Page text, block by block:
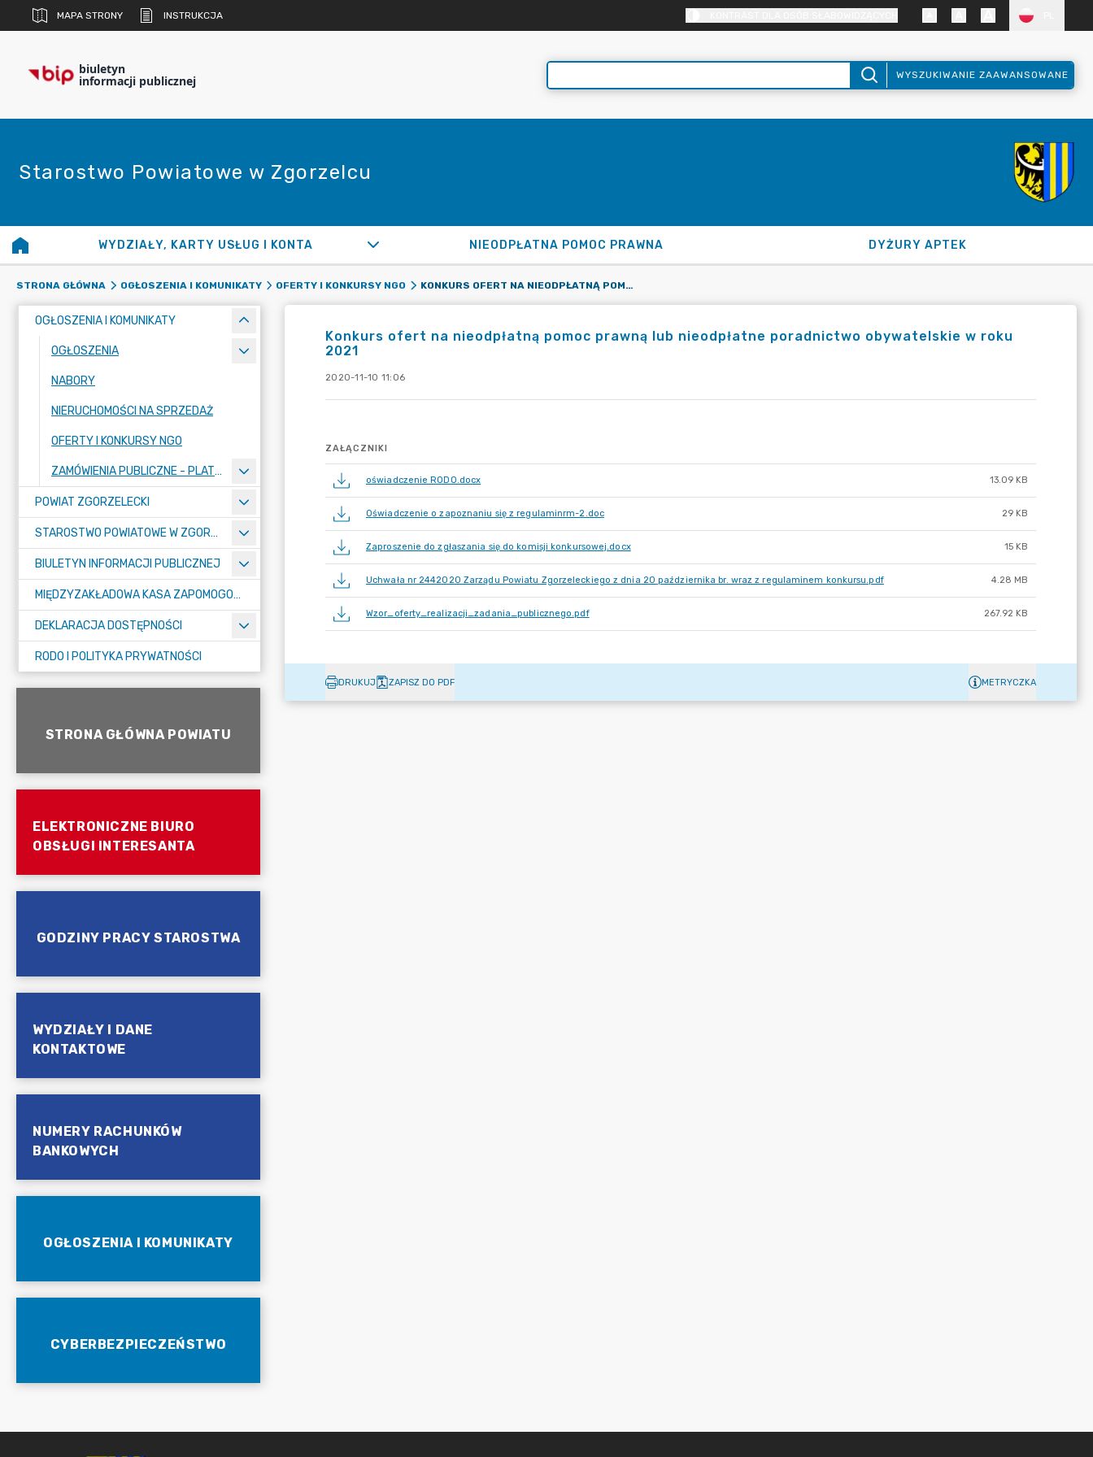
MAPA STRONY INSTRUKCJA
biuletyn
informacji publicznej WYSZUKIWANIE ZAAWANSOWANE
Starostwo Powiatowe w Zgorzelcu
WYDZIAŁY, KARTY USŁUG I KONTA NIEODPŁATNA POMOC PRAWNA DYŻURY APTEK
STRONA GŁÓWNA OGŁOSZENIA I KOMUNIKATY OFERTY I KONKURSY NGO KONKURS OFERT NA NIEODPŁATNĄ POMOC PRAWNĄ LUB NIEODPŁATNE PORADNICTWO OBYWATELSKIE W ROKU 2021
OGŁOSZENIA I KOMUNIKATY
OGŁOSZENIA
NABORY
NIERUCHOMOŚCI NA SPRZEDAŻ
OFERTY I KONKURSY NGO
ZAMÓWIENIA PUBLICZNE - PLATFORMA ZAKUPOWA
POWIAT ZGORZELECKI
STAROSTWO POWIATOWE W ZGORZELCU
BIULETYN INFORMACJI PUBLICZNEJ
MIĘDZYZAKŁADOWA KASA ZAPOMOGOWO-POŻYCZKOWA
DEKLARACJA DOSTĘPNOŚCI
RODO I POLITYKA PRYWATNOŚCI
STRONA GŁÓWNA POWIATU
ELEKTRONICZNE BIURO
OBSŁUGI INTERESANTA
GODZINY PRACY STAROSTWA
WYDZIAŁY I DANE
KONTAKTOWE
NUMERY RACHUNKÓW
BANKOWYCH
OGŁOSZENIA I KOMUNIKATY
CYBERBEZPIECZEŃSTWO
Konkurs ofert na nieodpłatną pomoc prawną lub nieodpłatne poradnictwo obywatelskie w roku
2021
2020-11-10 11:06
ZAŁĄCZNIKI
oświadczenie RODO.docx 13.09 KB
Oświadczenie o zapoznaniu się z regulaminrm-2.doc 29 KB
Zaproszenie do zgłaszania się do komisji konkursowej.docx 15 KB
Uchwała nr 2442020 Zarządu Powiatu Zgorzeleckiego z dnia 20 października br. wraz z regulaminem konkursu.pdf 4.28 MB
Wzor_oferty_realizacji_zadania_publicznego.pdf 267.92 KB
DRUKUJ ZAPISZ DO PDF METRYCZKA